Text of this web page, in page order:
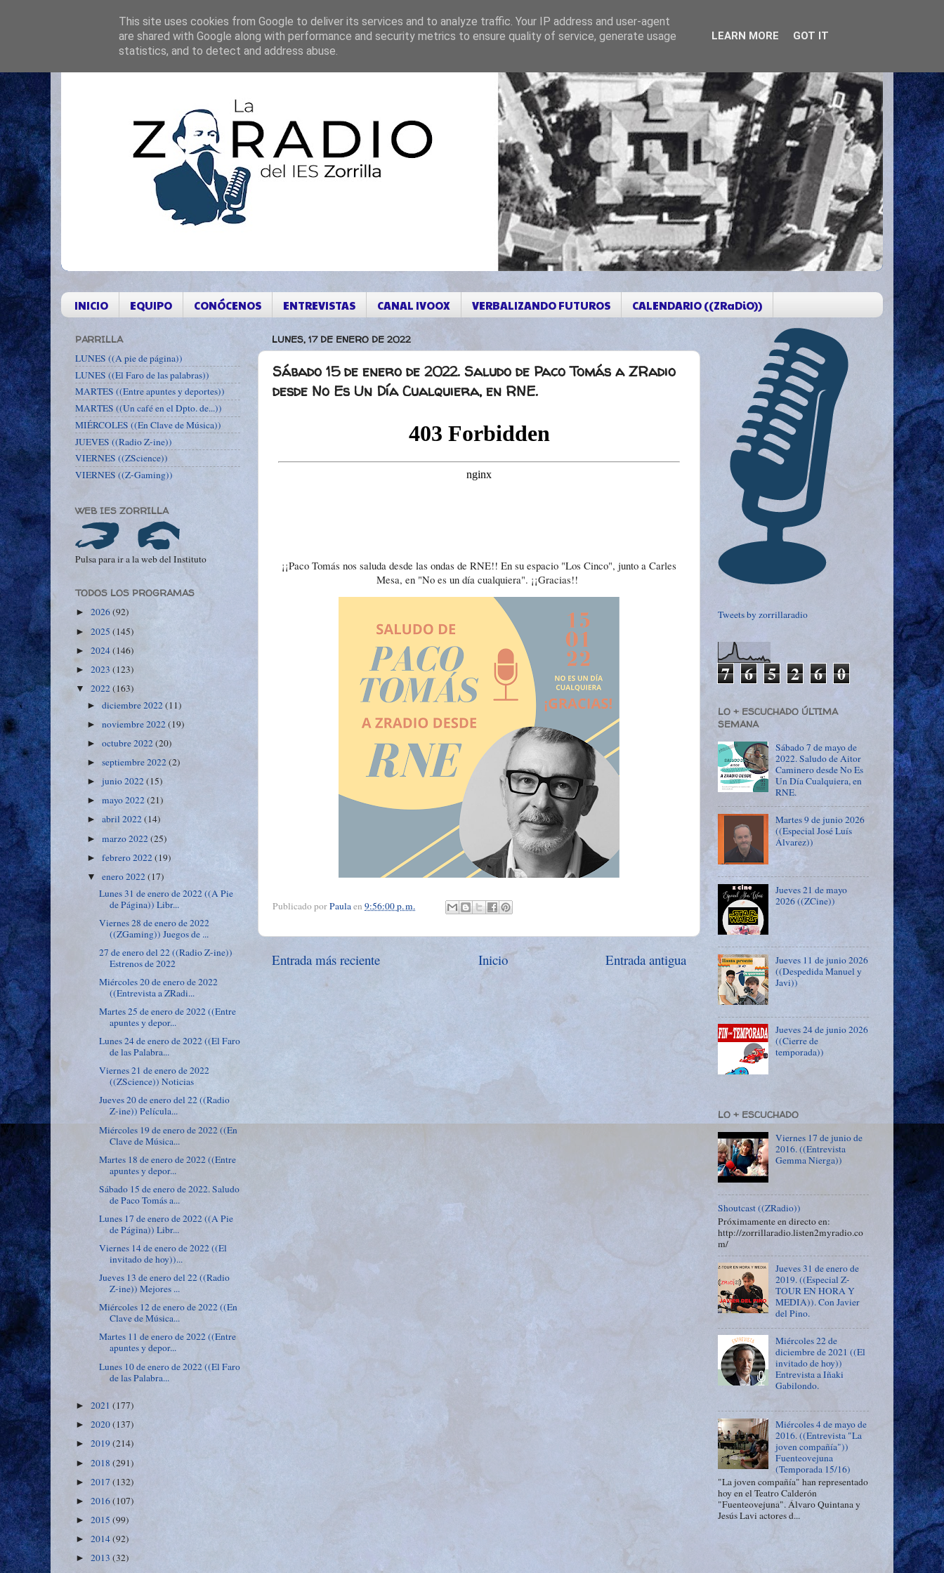
INICIO EQUIPO CONÓCENOS ENTREVISTAS CANAL IVOOX VERBALIZANDO FUTUROS CALENDARIO ((ZRaDiO))
LUNES, 17 DE ENERO DE 2022
Sábado 15 de enero de 2022. Saludo de Paco Tomás a ZRadio
desde No Es Un Día Cualquiera, en RNE.
¡¡Paco Tomás nos saluda desde las ondas de RNE!! En su espacio "Los Cinco", junto a Carles
Mesa, en "No es un día cualquiera". ¡¡Gracias!!
Publicado porPaula en 9:56:00 p. m.
Entrada más reciente Entrada antigua
Inicio
PARRILLA
LUNES ((A pie de página))
LUNES ((El Faro de las palabras))
MARTES ((Entre apuntes y deportes))
MARTES ((Un café en el Dpto. de...))
MIÉRCOLES ((En Clave de Música))
JUEVES ((Radio Z-ine))
VIERNES ((ZScience))
VIERNES ((Z-Gaming))
WEB IES ZORRILLA
Pulsa para ir a la web del Instituto
TODOS LOS PROGRAMAS
► 2026(92)
► 2025 (145)
► 2024(146)
► 2023 (123)
▼ 2022(163)
►diciembre 2022(11)
►noviembre 2022(19)
►octubre 2022(20)
►septiembre 2022(2)
►junio 2022(15)
►mayo 2022(21)
►abril 2022(14)
►marzo 2022(25)
►febrero 2022(19)
▼enero 2022(17)
Lunes 31 de enero de 2022 ((A Pie
de Página)) Libr...
Viernes 28 de enero de 2022
((ZGaming)) Juegos de ...
27 de enero del 22 ((Radio Z-ine))
Estrenos de 2022
Miércoles 20 de enero de 2022
((Entrevista a ZRadi...
Martes 25 de enero de 2022 ((Entre
apuntes y depor...
Lunes 24 de enero de 2022 ((El Faro
de las Palabra...
Viernes 21 de enero de 2022
((ZScience)) Noticias
Jueves 20 de enero del 22 ((Radio
Z-ine)) Película...
Miércoles 19 de enero de 2022 ((En
Clave de Música...
Martes 18 de enero de 2022 ((Entre
apuntes y depor...
Sábado 15 de enero de 2022. Saludo
de Paco Tomás a...
Lunes 17 de enero de 2022 ((A Pie
de Página)) Libr...
Viernes 14 de enero de 2022 ((El
invitado de hoy))...
Jueves 13 de enero del 22 ((Radio
Z-ine)) Mejores ...
Miércoles 12 de enero de 2022 ((En
Clave de Música...
Martes 11 de enero de 2022 ((Entre
apuntes y depor...
Lunes 10 de enero de 2022 ((El Faro
de las Palabra...
► 2021 (177)
► 2020(137)
► 2019(214)
► 2018 (291)
► 2017 (132)
► 2016(107)
► 2015 (99)
► 2014(92)
► 2013 (32)
Tweets by zorrillaradio
7 6 5 2 6 0
LO + ESCUCHADO ÚLTIMA
SEMANA
Sábado 7 de mayo de
2022. Saludo de Aitor
Caminero desde No Es
Un Día Cualquiera, en
RNE.
Martes 9 de junio 2026
((Especial José Luís
Álvarez))
Jueves 21 de mayo
2026 ((ZCine))
Jueves 11 de junio 2026
((Despedida Manuel y
Javi))
Jueves 24 de junio 2026
((Cierre de
temporada))
LO + ESCUCHADO
Viernes 17 de junio de
2016. ((Entrevista
Gemma Nierga))
Shoutcast ((ZRadio))
Próximamente en directo en:
http://zorrillaradio.listen2myradio.co
m/
Jueves 31 de enero de
2019. ((Especial Z-
TOUR EN HORA Y
MEDIA)). Con Javier
del Pino.
Miércoles 22 de
diciembre de 2021 ((El
invitado de hoy))
Entrevista a Iñaki
Gabilondo.
Miércoles 4 de mayo de
2016. ((Entrevista "La
joven compañía"))
Fuenteovejuna
(Temporada 15/16)
"La joven compañía" han representado
hoy en el Teatro Calderón
"Fuenteovejuna". Álvaro Quintana y
Jesús Lavi actores d...
This site uses cookies from Google to deliver its services and to analyze traffic. Your IP address and user-agent
are shared with Google along with performance and security metrics to ensure quality of service, generate usage
statistics, and to detect and address abuse.
LEARN MORE GOT IT